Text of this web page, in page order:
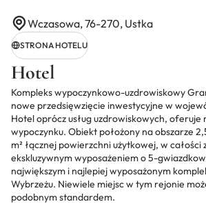
Wczasowa, 76-270, Ustka
STRONA HOTELU
Hotel
Kompleks wypoczynkowo-uzdrowiskowy
nowe przedsięwzięcie inwestycyjne w
Hotel oprócz usług uzdrowiskowych, oferuje
wypoczynku. Obiekt położony na obszarze
m² łącznej powierzchni użytkowej, w
ekskluzywnym wyposażeniem o 5-
największym i najlepiej wyposażonym
Wybrzeżu. Niewiele miejsc w tym rejonie
podobnym standardem.